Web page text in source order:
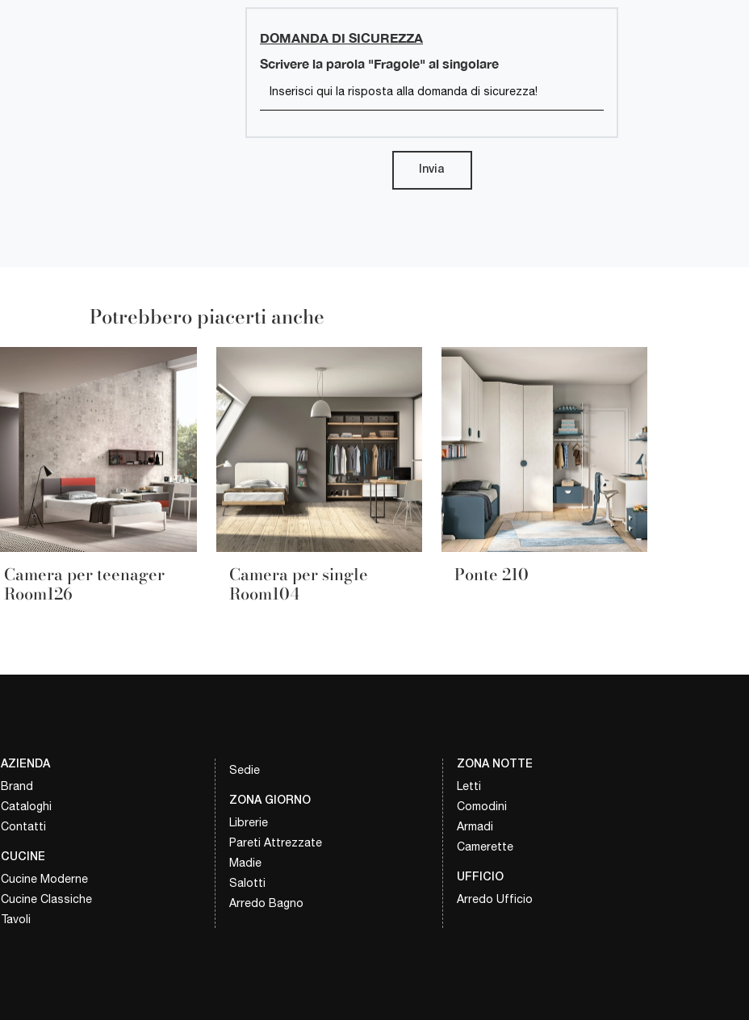
DOMANDA DI SICUREZZA
Scrivere la parola "Fragole" al singolare
Invia
Potrebbero piacerti anche
Camera per teenager
Room126
Camera per single
Room104
Ponte 210
AZIENDA
Brand
Cataloghi
Contatti
CUCINE
Cucine Moderne
Cucine Classiche
Tavoli
Sedie
ZONA GIORNO
Librerie
Pareti Attrezzate
Madie
Salotti
Arredo Bagno
ZONA NOTTE
Letti
Comodini
Armadi
Camerette
UFFICIO
Arredo Ufficio